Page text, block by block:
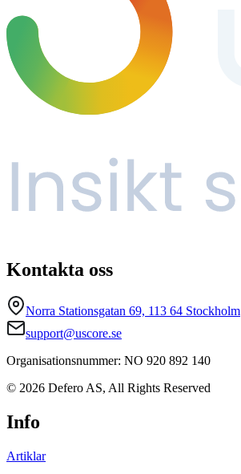
Kontakta oss
Norra Stationsgatan 69, 113 64 Stockholm
support@uscore.se
Organisationsnummer: NO 920 892 140
© 2026 Defero AS, All Rights Reserved
Info
Artiklar